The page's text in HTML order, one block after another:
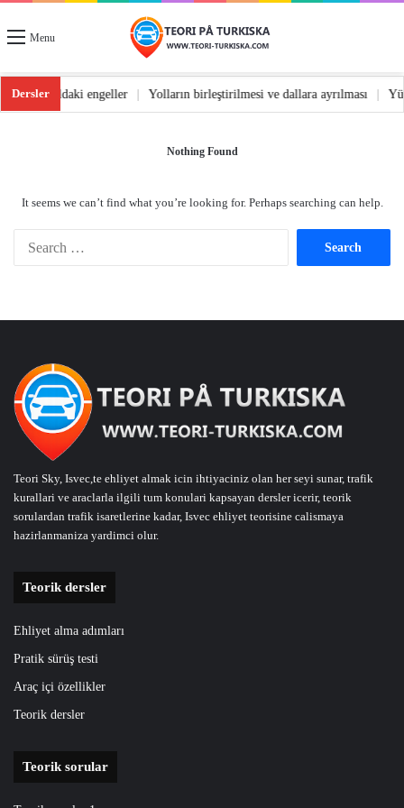
Menu
Dersler
| Yoldaki engeller Yolların birleştirilmesi ve dallara ayrılması
Nothing Found
It seems we can’t find what you’re looking for. Perhaps searching can help.
Teori Sky, Isvec,te ehliyet almak icin ihtiyaciniz olan her seyi sunar, trafik
kurallari ve araclarla ilgili tum konulari kapsayan dersler icerir, teorik
sorulardan trafik isaretlerine kadar, Isvec ehliyet teorisine calismaya
hazirlanmaniza yardimci olur.
Teorik dersler
Ehliyet alma adımları
Pratik sürüş testi
Araç içi özellikler
Teorik dersler
Teorik sorular